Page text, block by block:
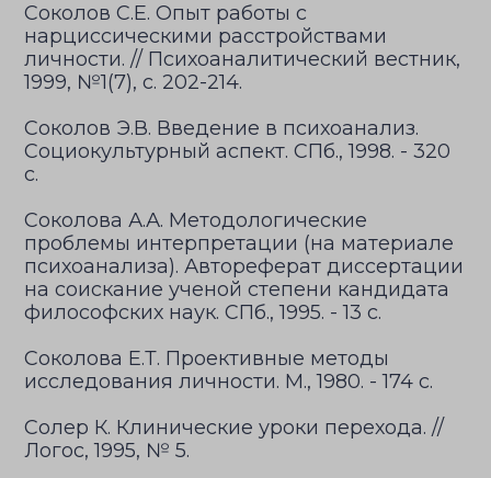
Соколов С.Е. Опыт работы с
нарциссическими расстройствами
личности. // Психоаналитический вестник,
1999, №1(7), с. 202-214.
Соколов Э.В. Введение в психоанализ.
Социокультурный аспект. СПб., 1998. - 320
с.
Соколова А.А. Методологические
проблемы интерпретации (на материале
психоанализа). Автореферат диссертации
на соискание ученой степени кандидата
философских наук. СПб., 1995. - 13 с.
Соколова Е.Т. Проективные методы
исследования личности. М., 1980. - 174 с.
Солер К. Клинические уроки перехода. //
Логос, 1995, № 5.